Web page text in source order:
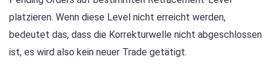
platzieren. Wenn diese Level nicht erreicht werden,
bedeutet das, dass die Korrekturwelle nicht abgeschlossen
ist, es wird also kein neuer Trade getätigt.